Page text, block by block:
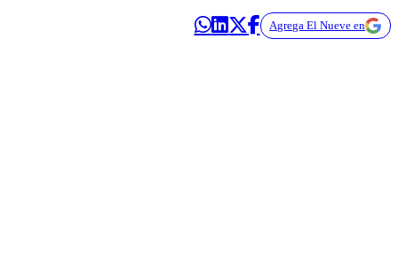
Agrega El Nueve en